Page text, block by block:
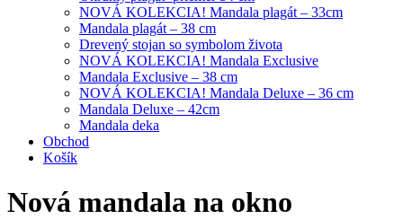
NOVÁ KOLEKCIA! Mandala plagát – 33cm
Mandala plagát – 38 cm
Drevený stojan so symbolom života
NOVÁ KOLEKCIA! Mandala Exclusive
Mandala Exclusive – 38 cm
NOVÁ KOLEKCIA! Mandala Deluxe – 36 cm
Mandala Deluxe – 42cm
Mandala deka
Obchod
Košík
Nová mandala na okno